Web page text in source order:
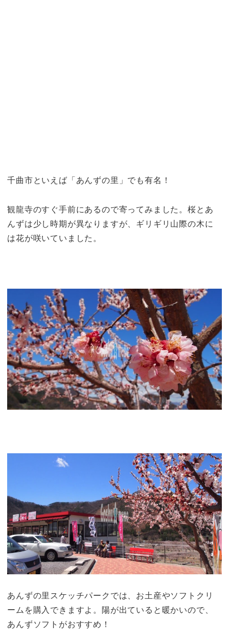
千曲市といえば「あんずの里」でも有名！
観龍寺のすぐ手前にあるので寄ってみました。桜とあ
んずは少し時期が異なりますが、ギリギリ山際の木に
は花が咲いていました。
あんずの里スケッチパークでは、お土産やソフトクリ
ームを購入できますよ。陽が出ていると暖かいので、
あんずソフトがおすすめ！